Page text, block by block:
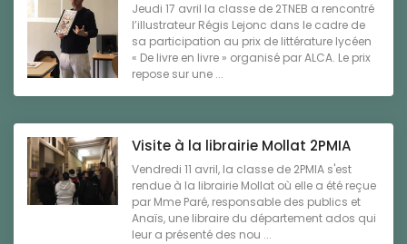
Jeudi 17 avril la classe de 2TNEB a rencontré
l’illustrateur Régis Lejonc dans le cadre de
sa participation au prix de littérature lycéen
« De livre en livre » organisé par ALCA. Le prix
repose sur une ...
Visite à la librairie Mollat 2PMIA
Vendredi 11 avril, la classe de 2PMIA s'est
rendue à la librairie Mollat où elle a été reçue
par Mme Paré, responsable des publics et
Anaïs, une libraire du département ados qui
leur a présenté des nou ...